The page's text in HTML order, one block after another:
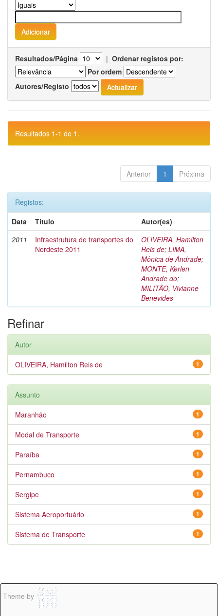
Resultados/Página | Ordenar registos por:
Por ordem
Autores/Registo
Resultados 1-1 de 1.
Anterior 1 Próxima
Registos:
Data
Título
Autor(es)
2011
Infraestrutura de transportes do
Nordeste 2011
OLIVEIRA, Hamilton
Reis de; LIMA,
Mônica de Andrade;
MONTE, Kerlen
Andrade do;
MILITÃO, Vivianne
Benevides
Refinar
Autor
1
OLIVEIRA, Hamilton Reis de
Assunto
1
Maranhão
1
Modal de Transporte
1
Paraíba
1
Pernambuco
1
Sergipe
1
Sistema Aeroportuário
1
Sistema de Transporte
Theme by